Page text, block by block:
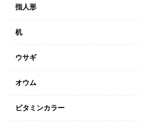
指人形
机
ウサギ
オウム
ビタミンカラー